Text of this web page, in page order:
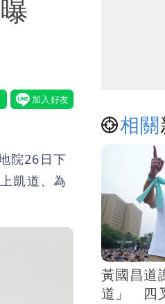
院26日下
凱道、為
相關
黃國昌道
道」 四